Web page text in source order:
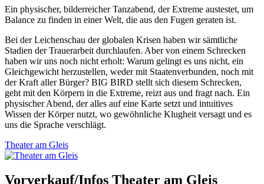
Ein physischer, bilderreicher Tanzabend, der Extreme austestet, um
Balance zu finden in einer Welt, die aus den Fugen geraten ist.
Bei der Leichenschau der globalen Krisen haben wir sämtliche
Stadien der Trauerarbeit durchlaufen. Aber von einem Schrecken
haben wir uns noch nicht erholt: Warum gelingt es uns nicht, ein
Gleichgewicht herzustellen, weder mit Staatenverbunden, noch mit
der Kraft aller Bürger? BIG BIRD stellt sich diesem Schrecken,
geht mit den Körpern in die Extreme, reizt aus und fragt nach. Ein
physischer Abend, der alles auf eine Karte setzt und intuitives
Wissen der Körper nutzt, wo gewöhnliche Klugheit versagt und es
uns die Sprache verschlägt.
Theater am Gleis
Vorverkauf/Infos Theater am Gleis